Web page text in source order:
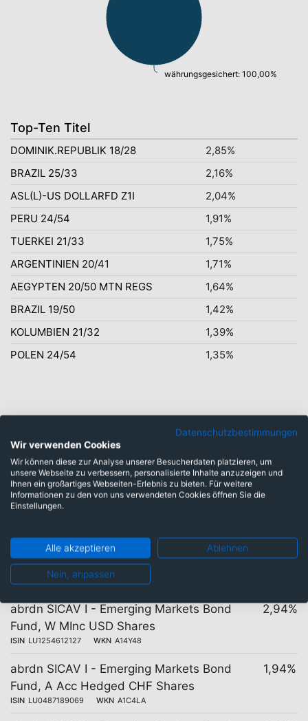
währungsgesichert: 100,00%
Top-Ten Titel
DOMINIK.REPUBLIK 18/28
2,85%
BRAZIL 25/33
2,16%
ASL(L)-US DOLLARFD Z1I
2,04%
PERU 24/54
1,91%
TUERKEI 21/33
1,75%
ARGENTINIEN 20/41
1,71%
AEGYPTEN 20/50 MTN REGS
1,64%
BRAZIL 19/50
1,42%
KOLUMBIEN 21/32
1,39%
POLEN 24/54
1,35%
Gleicher Fonds mit
unterschiedlichen Kosten
abrdn SICAV I - Emerging Markets Bond
Fund, W Acc USD Shares
ISIN LU1254612390 WKN
abrdn SICAV I - Emerging Markets Bond
Fund, W MInc USD Shares
ISIN LU1254612127 WKN A14Y48
2,94%
abrdn SICAV I - Emerging Markets Bond
Fund, A Acc Hedged CHF Shares
ISIN LU0487189069 WKN A1C4LA
1,94%
Datenschutzbestimmungen
Wir verwenden Cookies
Wir können diese zur Analyse unserer Besucherdaten platzieren, um
unsere Webseite zu verbessern, personalisierte Inhalte anzuzeigen und
Ihnen ein großartiges Webseiten-Erlebnis zu bieten. Für weitere
Informationen zu den von uns verwendeten Cookies öffnen Sie die
Einstellungen.
Alle akzeptieren Ablehnen
Nein, anpassen